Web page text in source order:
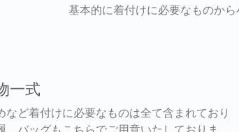
基本的に着付けに必要なものか
一式
など着付けに必要なものは全て含まれており